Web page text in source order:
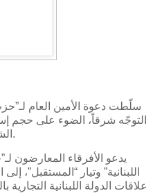
سلّطت دعوة الأمين العام
التوجّه شرقاً، الضوء على حجم
الشعب اللبناني وعلى رأسها الصين.
يدعو الأفرقاء المعارضون
اللبنانية” وتيار “المستقبل”،
علاقات الدولة اللبنانية التجارية